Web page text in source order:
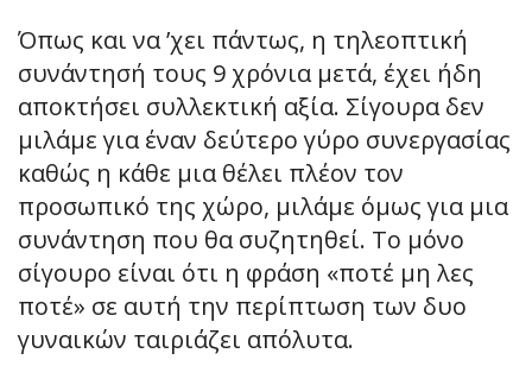
Όπως και να ’χει πάντως, η τηλεοπτική
συνάντησή τους 9 χρόνια μετά, έχει ήδη
αποκτήσει συλλεκτική αξία. Σίγουρα δεν
μιλάμε για έναν δεύτερο γύρο συνεργασίας
καθώς η κάθε μια θέλει πλέον τον
προσωπικό της χώρο, μιλάμε όμως για μια
συνάντηση που θα συζητηθεί. Το μόνο
σίγουρο είναι ότι η φράση «ποτέ μη λες
ποτέ» σε αυτή την περίπτωση των δυο
γυναικών ταιριάζει απόλυτα.